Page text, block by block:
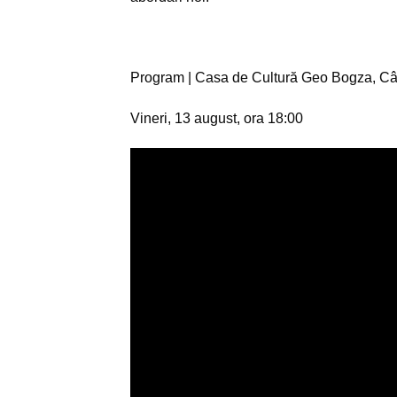
Program | Casa de Cultură Geo Bogza,
Vineri, 13 august, ora 18:00